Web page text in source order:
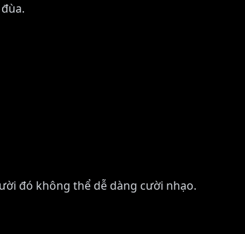
đó không thể dễ dàng cười nhạo.